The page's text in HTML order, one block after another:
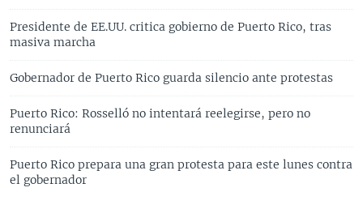
Presidente de EE.UU. critica gobierno de Puerto Rico, tras
masiva marcha
Gobernador de Puerto Rico guarda silencio ante protestas
Puerto Rico: Rosselló no intentará reelegirse, pero no
renunciará
Puerto Rico prepara una gran protesta para este lunes contra
el gobernador